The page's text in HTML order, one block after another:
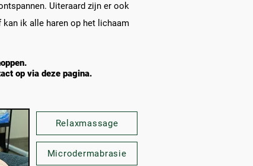
Uiteraard zijn er ook
ik alle haren op het lichaam
op via deze pagina.
Relaxmassage
Microdermabrasie